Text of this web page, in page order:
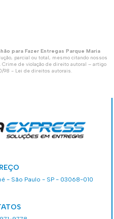
para Fazer Entregas Parque Maria
parcial ou total, mesmo citando nossos
de violação de direito autoral – artigo
98 - Lei de direitos autorais.
- São Paulo - SP - 03068-010